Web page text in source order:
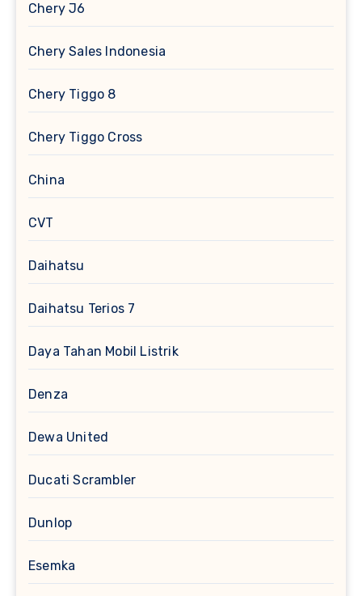
Chery J6
Chery Sales Indonesia
Chery Tiggo 8
Chery Tiggo Cross
China
CVT
Daihatsu
Daihatsu Terios 7
Daya Tahan Mobil Listrik
Denza
Dewa United
Ducati Scrambler
Dunlop
Esemka